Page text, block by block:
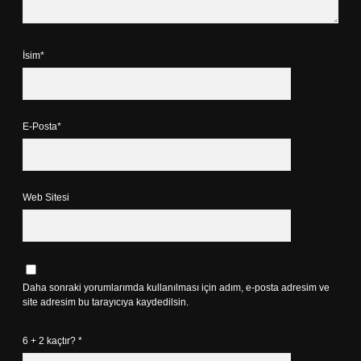
İsim*
E-Posta*
Web Sitesi
Daha sonraki yorumlarımda kullanılması için adım, e-posta adresim ve
site adresim bu tarayıcıya kaydedilsin.
6 + 2 kaçtır? *